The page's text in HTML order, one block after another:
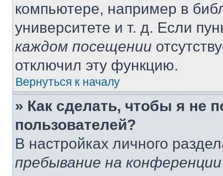
компьютере, например в
университете и т. д. Если
каждом посещении
отключил эту функцию.
Вернуться к началу
» Как сделать, чтобы я не
пользователей?
В настройках личного
пребывание на конференции